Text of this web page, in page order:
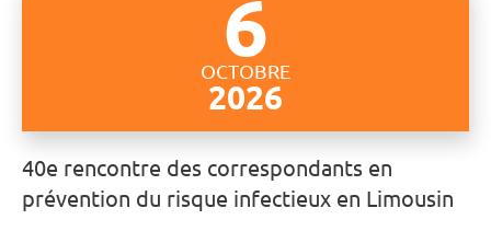
6
OCTOBRE
2026
40e rencontre des correspondants en
prévention du risque infectieux en Limousin